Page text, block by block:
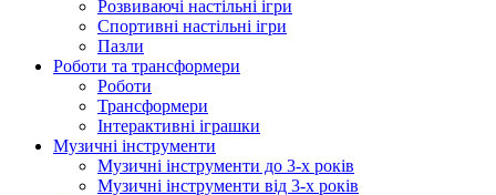
Розвиваючі настільні ігри
Спортивні настільні ігри
Пазли
Роботи та трансформери
Роботи
Трансформери
Інтерактивні іграшки
Музичні інструменти
Музичні інструменти до 3-х років
Музичні інструменти від 3-х років